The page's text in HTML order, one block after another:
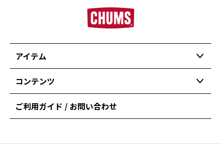
アイテム
コンテンツ
ご利用ガイド / お問い合わせ